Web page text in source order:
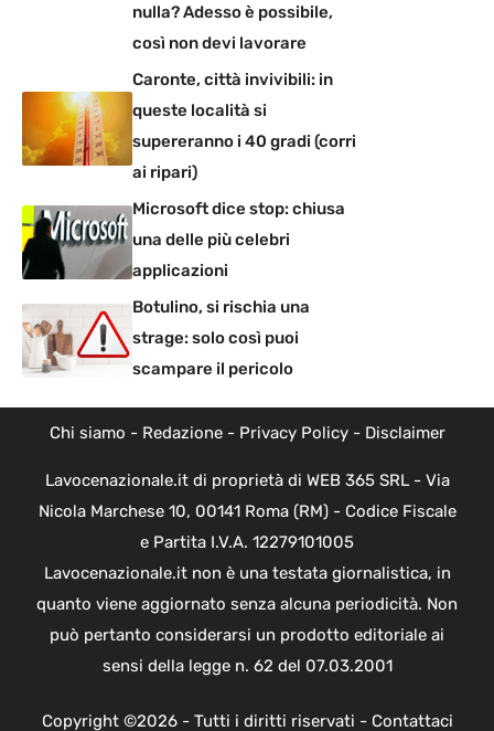
nulla? Adesso è possibile,
così non devi lavorare
Caronte, città invivibili: in
queste località si
supereranno i 40 gradi (corri
ai ripari)
Microsoft dice stop: chiusa
una delle più celebri
applicazioni
Botulino, si rischia una
strage: solo così puoi
scampare il pericolo
Chi siamo - Redazione- Privacy Policy- Disclaimer
Lavocenazionale.it di proprietà di WEB 365 SRL - Via
Nicola Marchese 10, 00141 Roma (RM) - Codice Fiscale
e Partita I.V.A. 12279101005
Lavocenazionale.it non è una testata giornalistica, in
quanto viene aggiornato senza alcuna periodicità. Non
può pertanto considerarsi un prodotto editoriale ai
sensi della legge n. 62 del 07.03.2001
Copyright ©2026 - Tutti i diritti riservati - Contattaci